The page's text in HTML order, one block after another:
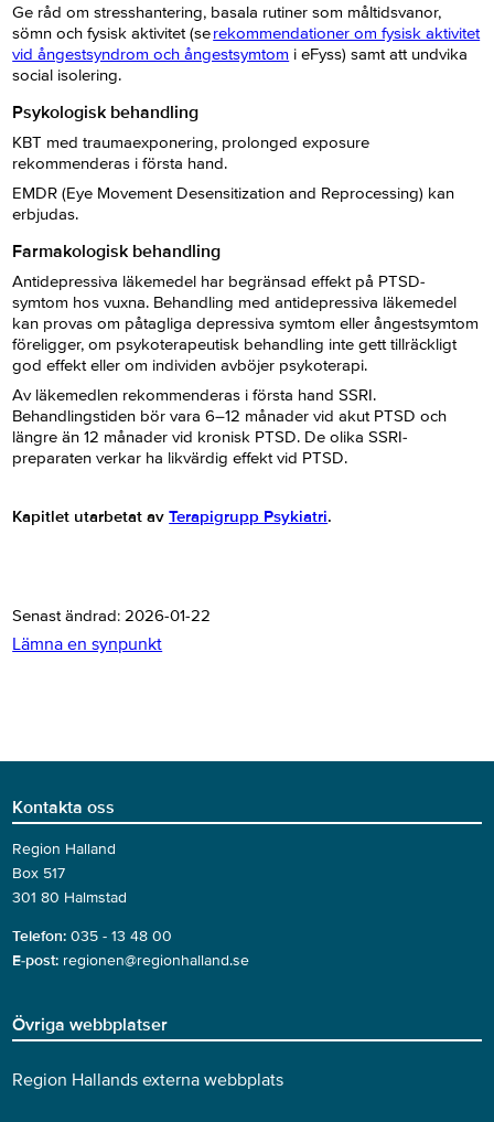
Ge råd om stresshantering, basala rutiner som måltidsvanor,
sömn och fysisk aktivitet (serekommendationer om fysisk aktivitet
vid ångestsyndrom och ångestsymtom i eFyss) samt att undvika
social isolering.
Psykologisk behandling
KBT med traumaexponering, prolonged exposure
rekommenderas i första hand.
EMDR (Eye Movement Desensitization and Reprocessing) kan
erbjudas.
Farmakologisk behandling
Antidepressiva läkemedel har begränsad effekt på PTSD-
symtom hos vuxna. Behandling med antidepressiva läkemedel
kan provas om påtagliga depressiva symtom eller ångestsymtom
föreligger, om psykoterapeutisk behandling inte gett tillräckligt
god effekt eller om individen avböjer psykoterapi.
Av läkemedlen rekommenderas i första hand SSRI.
Behandlingstiden bör vara 6–12 månader vid akut PTSD och
längre än 12 månader vid kronisk PTSD. De olika SSRI-
preparaten verkar ha likvärdig effekt vid PTSD.
Kapitlet utarbetat avTerapigrupp Psykiatri.
Senast ändrad:2026-01-22
Lämna en synpunkt
Kontakta oss
Region Halland
Box 517
301 80 Halmstad
Telefon: 035 - 13 48 00
E-post: regionen@regionhalland.se
Övriga webbplatser
Region Hallands externa webbplats